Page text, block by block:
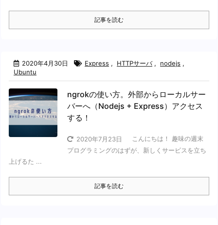
記事を読む
2020年4月30日 Express , HTTPサーバ , nodejs ,
Ubuntu
ngrokの使い方。外部からローカルサー
バーへ（Nodejs + Express）アクセス
する！
2020年7月23日
こんにちは！ 趣味の週末
プログラミングのはずが、新しくサービスを立ち
上げるた ...
記事を読む